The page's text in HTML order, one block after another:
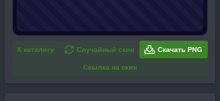
К каталогу Случайный скин Скачать PNG
Ссылка на скин